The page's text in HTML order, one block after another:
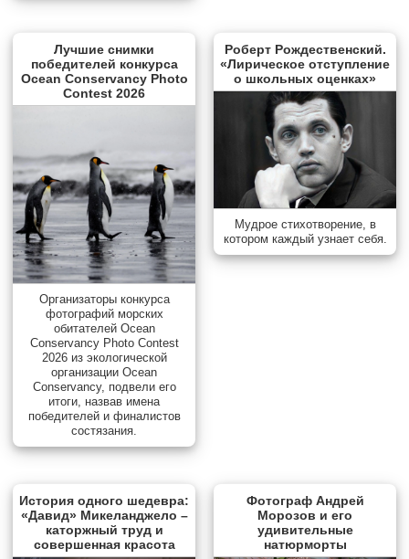
Лучшие снимки
победителей конкурса
Ocean Conservancy Photo
Contest 2026
Организаторы конкурса
фотографий морских
обитателей Ocean
Conservancy Photo Contest
2026 из экологической
организации Ocean
Conservancy, подвели его
итоги, назвав имена
победителей и финалистов
состязания.
Роберт Рождественский.
«Лирическое отступление
о школьных оценках»
Мудрое стихотворение, в
котором каждый узнает себя.
История одного шедевра:
«Давид» Микеланджело –
каторжный труд и
совершенная красота
Фотограф Андрей
Морозов и его
удивительные
натюрморты